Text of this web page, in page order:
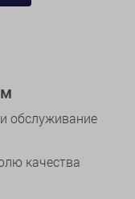
обслуживание
качества